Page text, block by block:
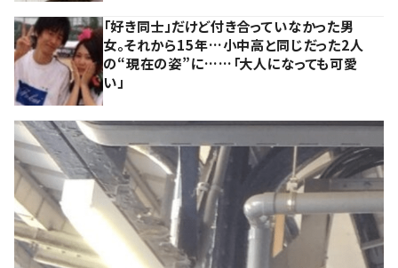
「好き同士」だけど付き合っていなかった男
女。それから15年…小中高と同じだった2人
の“現在の姿”に……「大人になっても可愛
い」